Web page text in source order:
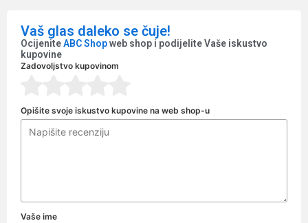
Vaš glas daleko se čuje!
OcijeniteABC Shopweb shop i podijelite Vaše iskustvo
kupovine
Zadovoljstvo kupovinom
Opišite svoje iskustvo kupovine na web shop-u
Vaše ime